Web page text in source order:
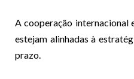
A cooperação internacional
estejam alinhadas à
prazo.